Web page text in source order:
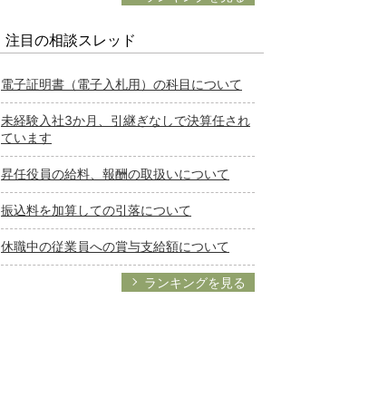
注目の相談スレッド
電子証明書（電子入札用）の科目について
未経験入社3か月、引継ぎなしで決算任され
ています
昇任役員の給料、報酬の取扱いについて
振込料を加算しての引落について
休職中の従業員への賞与支給額について
ランキングを見る